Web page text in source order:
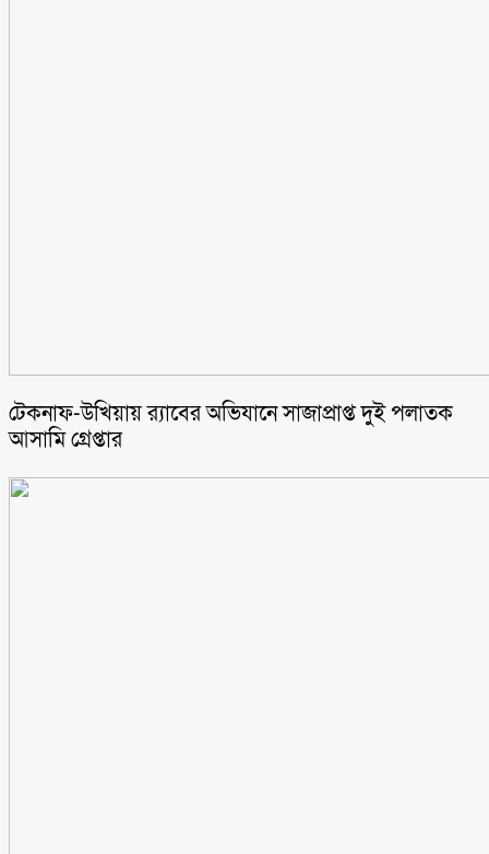
টেকনাফ-উখিয়ায় র‌্যাবের অভিযানে সাজাপ্রাপ্ত দুই পলাতক
আসামি গ্রেপ্তার